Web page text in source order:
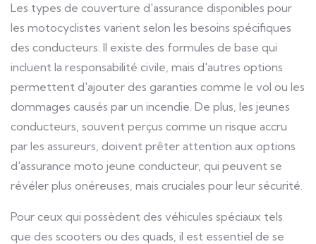
Les types de couverture d'assurance disponibles pour
les motocyclistes varient selon les besoins spécifiques
des conducteurs. Il existe des formules de base qui
incluent la responsabilité civile, mais d'autres options
permettent d'ajouter des garanties comme le vol ou les
dommages causés par un incendie. De plus, les jeunes
conducteurs, souvent perçus comme un risque accru
par les assureurs, doivent prêter attention aux options
d'assurance moto jeune conducteur, qui peuvent se
révéler plus onéreuses, mais cruciales pour leur sécurité.
Pour ceux qui possèdent des véhicules spéciaux tels
que des scooters ou des quads, il est essentiel de se